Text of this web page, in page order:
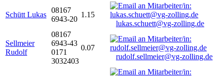
Schütt Lukas
08167
6943-20
1.15
lukas.schuett@vg-zolling.de
Sellmeier
Rudolf
08167
6943-43
0171
3032403
0.07
rudolf.sellmeier@vg-zolling.de